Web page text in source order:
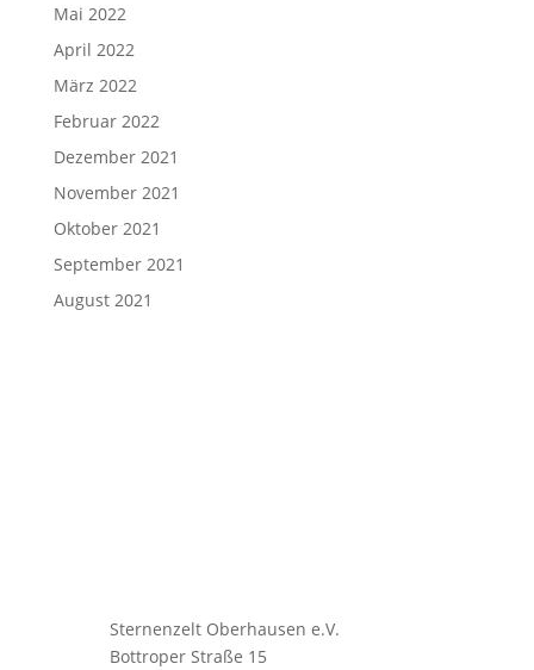
Mai 2022
April 2022
März 2022
Februar 2022
Dezember 2021
November 2021
Oktober 2021
September 2021
August 2021
Sternenzelt Oberhausen e.V.
Bottroper Straße 15